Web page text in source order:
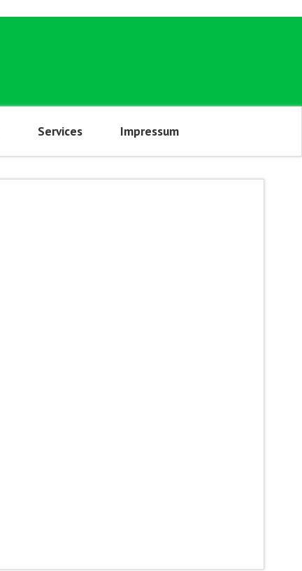
Services Impressum